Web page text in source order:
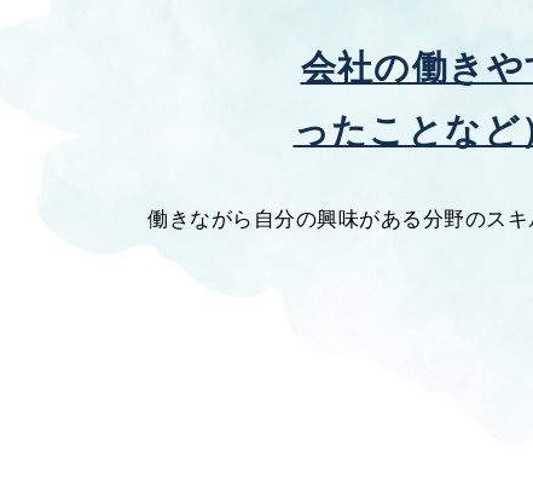
会社の働き
ったことなど
働きながら自分の興味がある分野のス